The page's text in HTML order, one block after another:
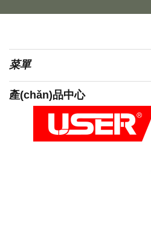
菜單
產(chǎn)品中心